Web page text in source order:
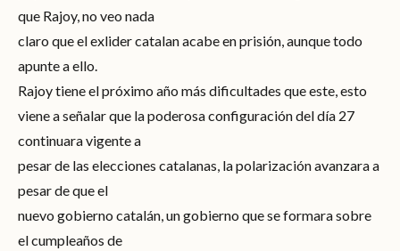
que Rajoy, no veo nada
claro que el exlider catalan acabe en prisión, aunque todo
apunte a ello.
Rajoy tiene el próximo año más dificultades que este, esto
viene a señalar que la poderosa configuración del día 27
continuara vigente a
pesar de las elecciones catalanas, la polarización avanzara a
pesar de que el
nuevo gobierno catalán, un gobierno que se formara sobre
el cumpleaños de